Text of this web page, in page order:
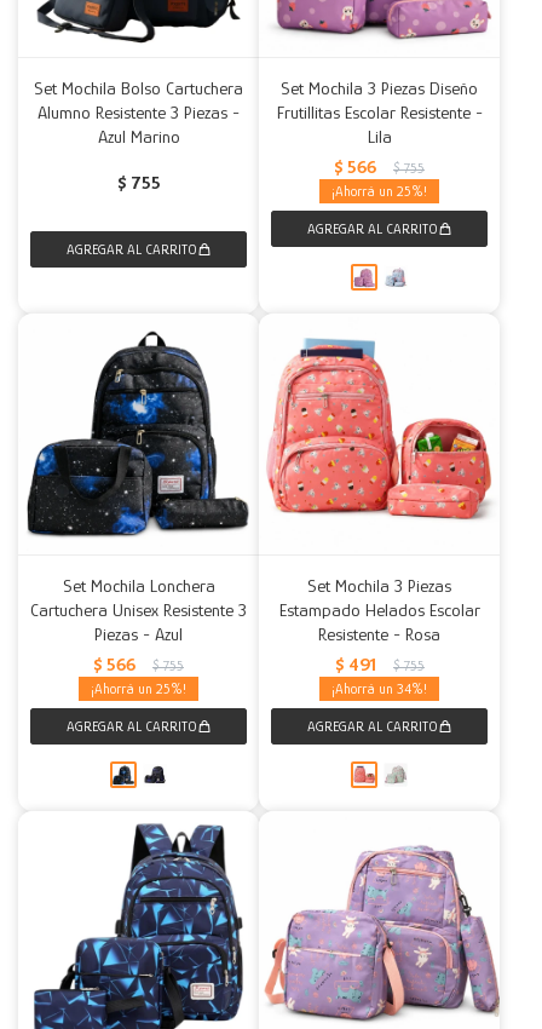
Set Mochila Bolso Cartuchera
Alumno Resistente 3 Piezas -
Azul Marino
$ 755
Set Mochila 3 Piezas Diseño
Frutillitas Escolar Resistente -
Lila
$ 566 $ 755
25
Set Mochila Lonchera
Cartuchera Unisex Resistente 3
Piezas - Azul
$ 566 $ 755
25
Set Mochila 3 Piezas
Estampado Helados Escolar
Resistente - Rosa
$ 491 $ 755
34